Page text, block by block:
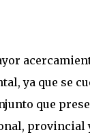
ya que se
que
provincial